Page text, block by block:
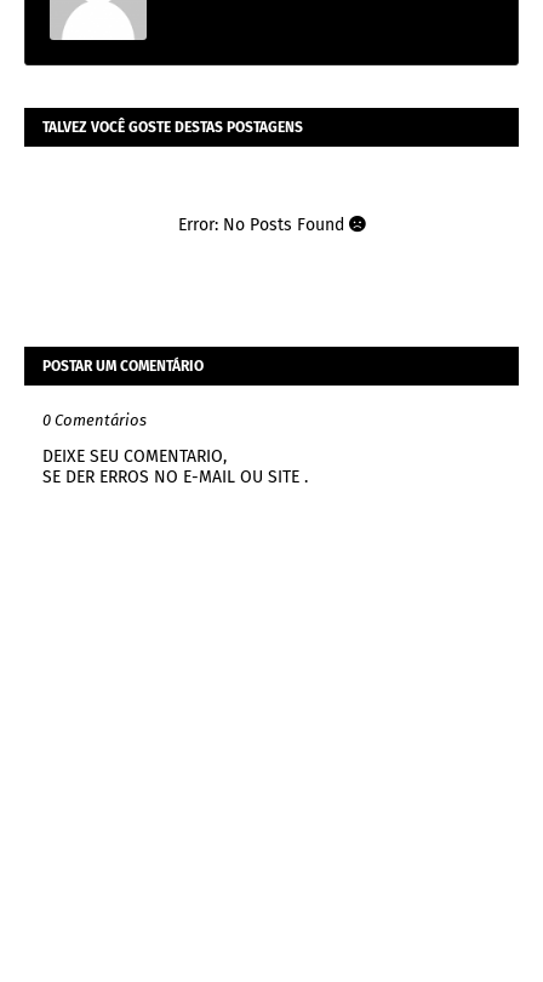
TALVEZ VOCÊ GOSTE DESTAS POSTAGENS
Error: No Posts Found
POSTAR UM COMENTÁRIO
0 Comentários
DEIXE SEU COMENTARIO,
SE DER ERROS NO E-MAIL OU SITE .